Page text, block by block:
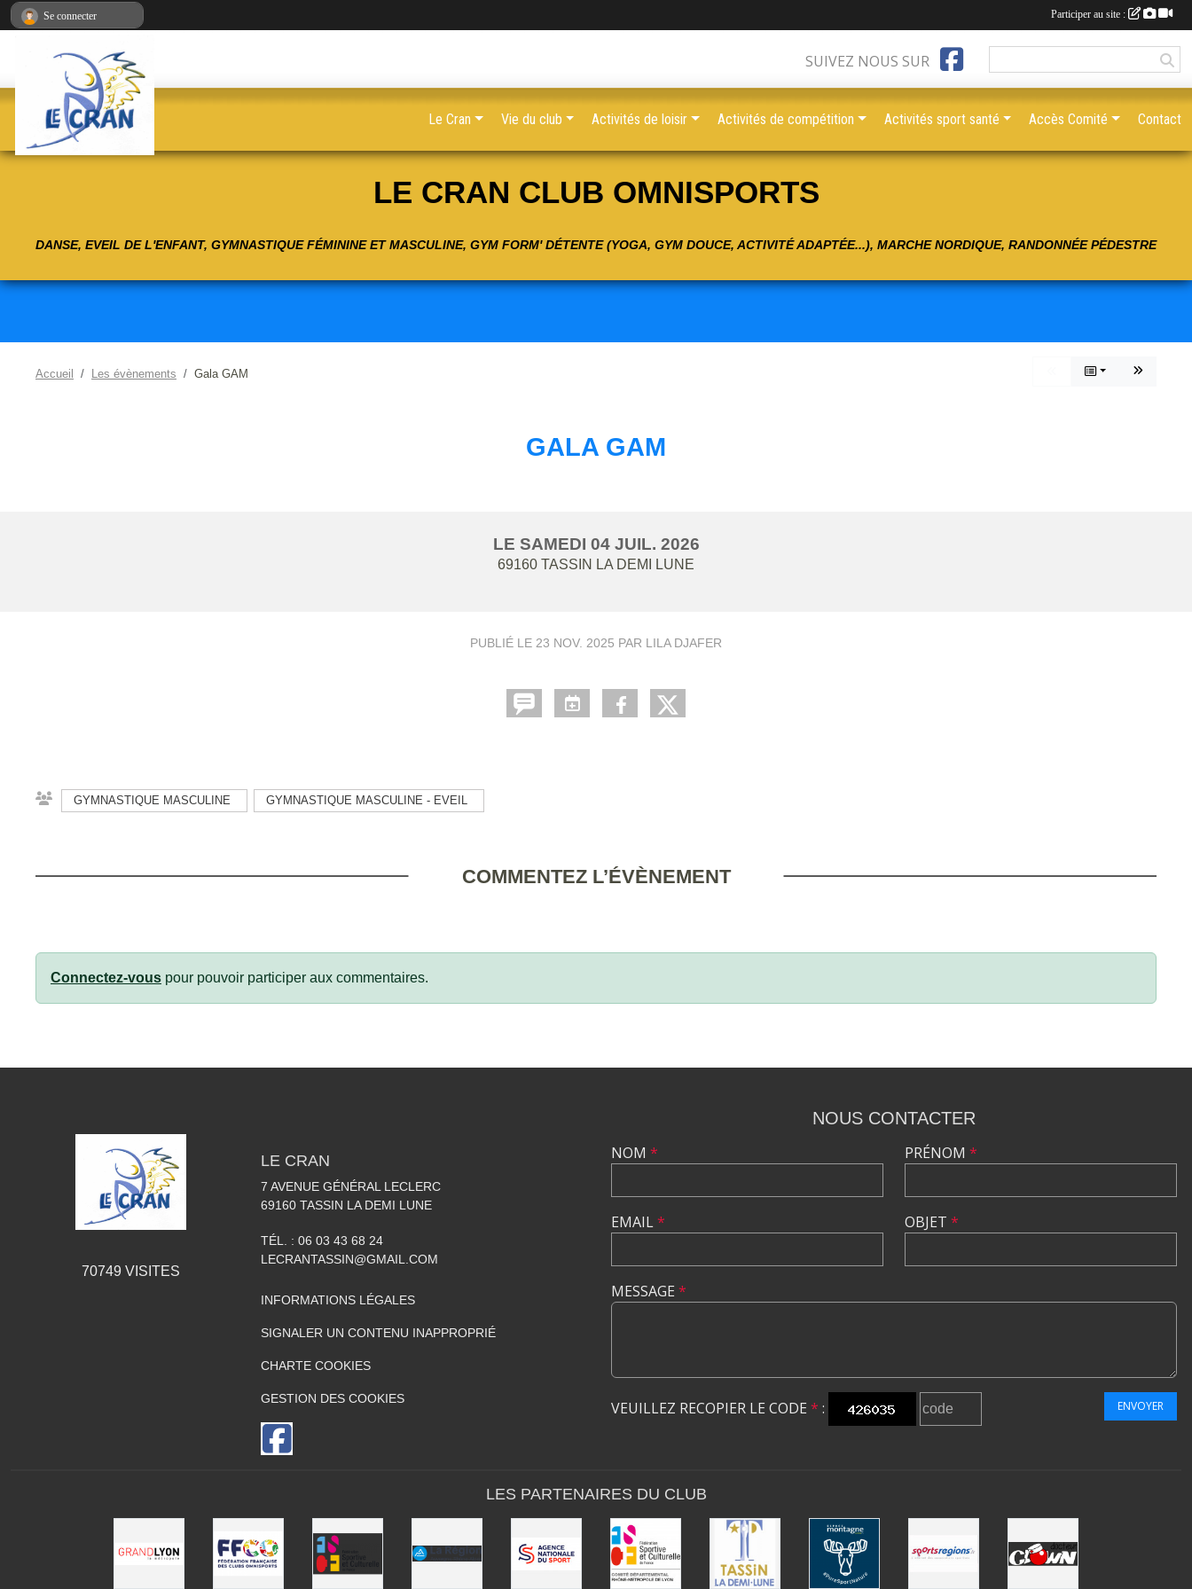
LE CRAN CLUB OMNISPORTS
DANSE, EVEIL DE L'ENFANT, GYMNASTIQUE FÉMININE ET MASCULINE, GYM FORM' DÉTENTE (YOGA, GYM DOUCE, ACTIVITÉ ADAPTÉE...), MARCHE NORDIQUE, RANDONNÉE PÉDESTRE
Accueil Les évènements Gala GAM
GALA GAM
LE SAMEDI 04 JUIL. 2026
69160 TASSIN LA DEMI LUNE
PUBLIÉ LE 23 NOV. 2025 PAR LILA DJAFER
GYMNASTIQUE MASCULINE GYMNASTIQUE MASCULINE - EVEIL
COMMENTEZ L’ÉVÈNEMENT
Connectez-vous pour pouvoir participer aux commentaires.
SUIVEZ NOUS SUR
Le Cran Vie du club Activités de loisir Activités de compétition Activités sport santé Accès Comité Contact
70749 VISITES
LE CRAN
7 AVENUE GÉNÉRAL LECLERC
69160 TASSIN LA DEMI LUNE
TÉL. : 06 03 43 68 24
LECRANTASSIN@GMAIL.COM
INFORMATIONS LÉGALES
SIGNALER UN CONTENU INAPPROPRIÉ
CHARTE COOKIES
GESTION DES COOKIES
NOUS CONTACTER
NOM *
EMAIL*
PRÉNOM *
OBJET *
MESSAGE *
VEUILLEZ RECOPIER LE CODE * : ENVOYER
LES PARTENAIRES DU CLUB
Se connecter Participer au site :
Panneau de gestion des cookies